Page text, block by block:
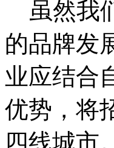
虽然我
的品牌发
业应结合
优势，将
四线城市